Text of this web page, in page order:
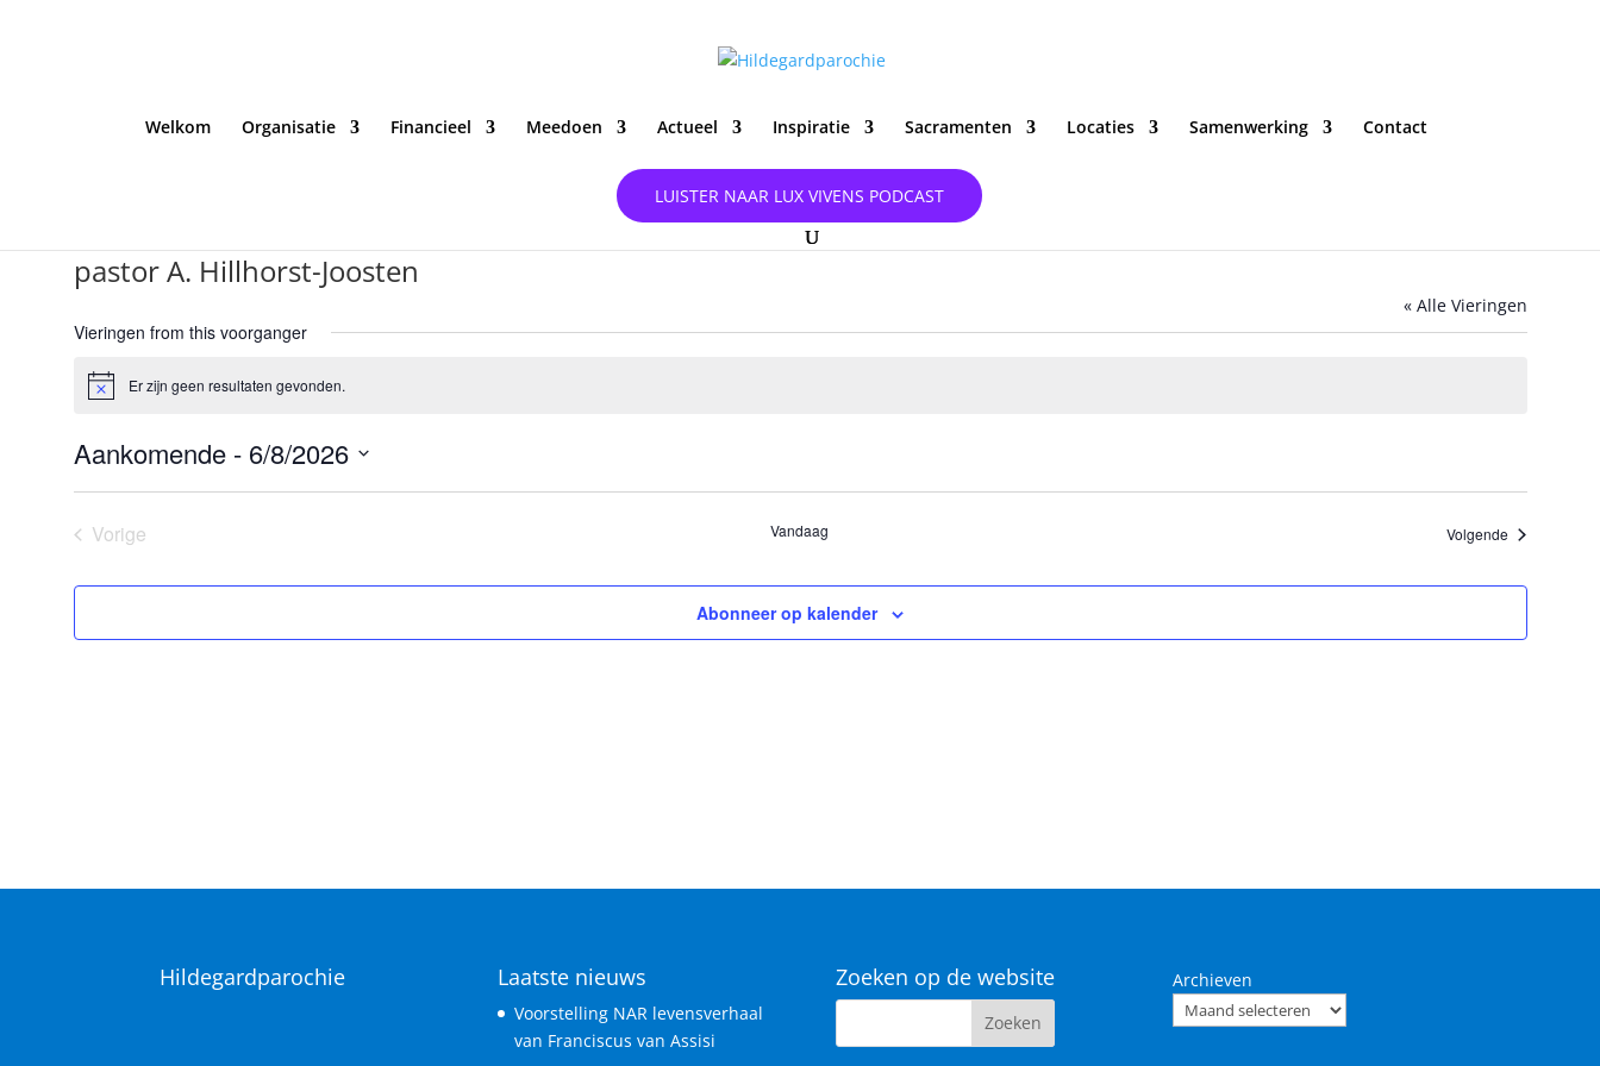
Welkom Organisatie Financieel Meedoen Actueel Inspiratie Sacramenten Locaties Samenwerking Contact
LUISTER NAAR LUX VIVENS PODCAST
pastor A. Hillhorst-Joosten
« Alle Vieringen
Vieringen from this voorganger
BerichtEr zijn geen resultaten gevonden.
Aankomende - 6/8/2026
datum.
Vorige
Vandaag Volgende Vieringen
Abonneer op kalender
Hildegardparochie Laatste nieuws
Voorstelling NAR levensverhaal
van Franciscus van Assisi
Zoeken op de website Archieven